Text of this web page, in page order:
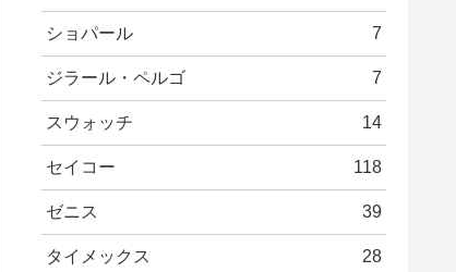
ショパール 7
ジラール・ペルゴ 7
スウォッチ 14
セイコー 118
ゼニス 39
タイメックス 28